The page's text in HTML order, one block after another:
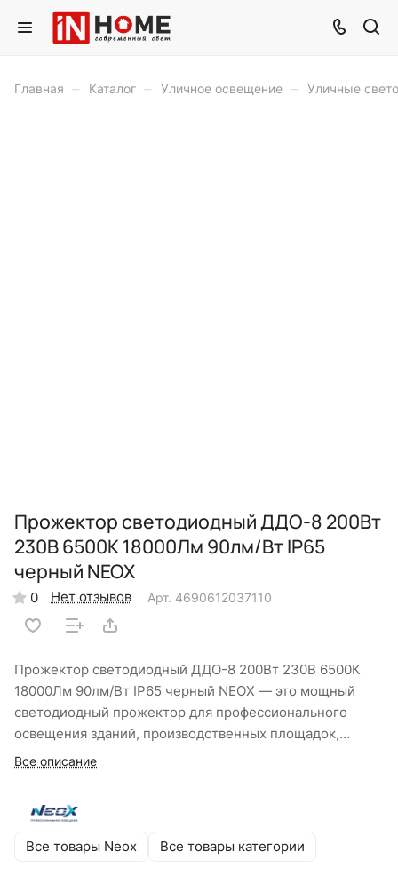
Главная – Каталог – Уличное освещение – Уличные
Прожектор светодиодный ДДО-8 200Вт
230В 6500К 18000Лм 90лм/Вт IP65
черный NEOX
0 Нет отзывов Арт. 4690612037110
Прожектор светодиодный ДДО-8 200Вт 230В 6500К
18000Лм 90лм/Вт IP65 черный NEOX — это мощный
светодиодный прожектор для профессионального
освещения зданий, производственных площадок,
архитектурной и рекламной подсветки. Алюминиевый
температурах от −40°C до +50°C. Поворотный
кронштейн позволяет легко регулировать угол
Все описание
Все товары Neox Все товары категории